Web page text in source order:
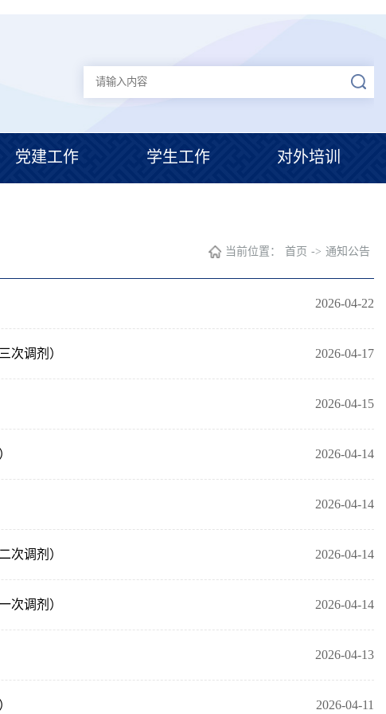
党建工作 学生工作 对外培训
当前位置： 首页 -> 通知公告
2026-04-22
2026-04-17
次调剂）
2026-04-15
2026-04-14
2026-04-14
2026-04-14
次调剂）
2026-04-14
次调剂）
2026-04-13
2026-04-11